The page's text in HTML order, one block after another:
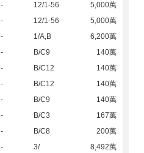
- 12/1-56
5,000萬
- 12/1-56
5,000萬
- 1/A,B
6,200萬
- B/C9
140萬
- B/C12
140萬
- B/C12
140萬
- B/C9
140萬
- B/C3
167萬
- B/C8
200萬
- 3/
8,492萬